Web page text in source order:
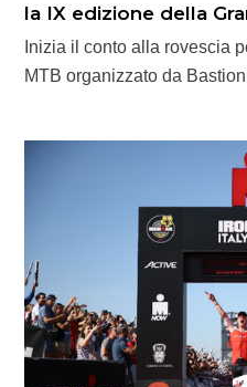
la IX edizione della
Inizia il conto alla rovescia
MTB organizzato da